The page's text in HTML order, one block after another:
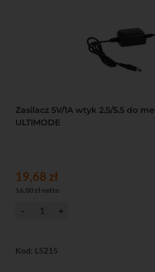
Zasilacz 5V/1A wtyk 2.5/5.5 do
ULTIMODE
19,68 zł
16,00 zł netto
Kod: L5215